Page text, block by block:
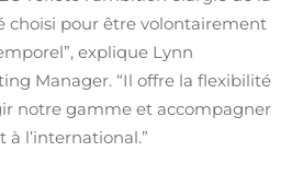
choisi pour être volontairement
explique Lynn
Manager. “Il offre la flexibilité
notre gamme et accompagner
l’international.”